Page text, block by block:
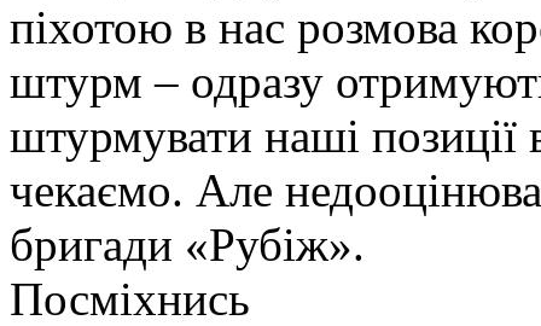
піхотою в нас розмова
штурм – одразу
штурмувати наші позиції
чекаємо. Але
бригади «Рубіж».
Посміхнись